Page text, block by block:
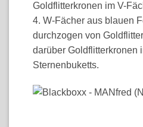
Goldflitterkronen im V-
4. W-Fächer aus blauen
durchzogen von
darüber Goldflitterkronen
Sternenbuketts.